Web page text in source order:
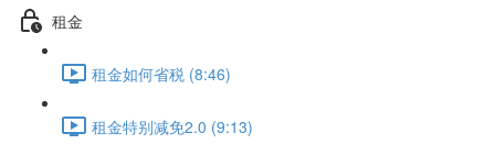
租金
租金如何省税 (8:46)
租金特别减免2.0 (9:13)